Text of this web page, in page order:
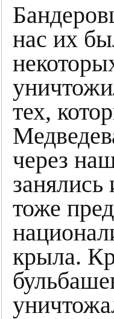
нас их
тех,
через
тоже
крыла.